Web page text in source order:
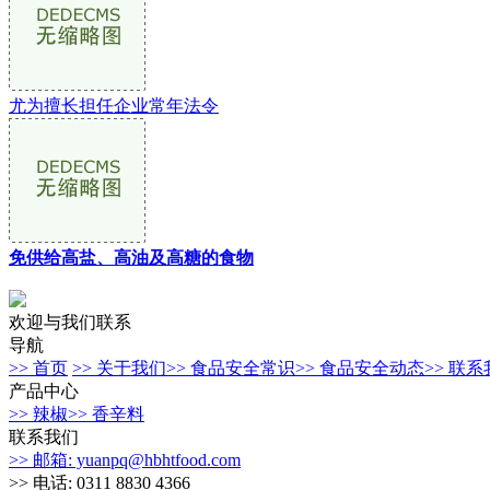
尤为擅长担任企业常年法令
免供给高盐、高油及高糖的食物
欢迎与我们联系
导航
>> 首页 >> 关于我们>> 食品安全常识>> 食品安全动态>> 联系
产品中心
>> 辣椒>> 香辛料
联系我们
>> 邮箱: yuanpq@hbhtfood.com
>> 电话: 0311 8830 4366